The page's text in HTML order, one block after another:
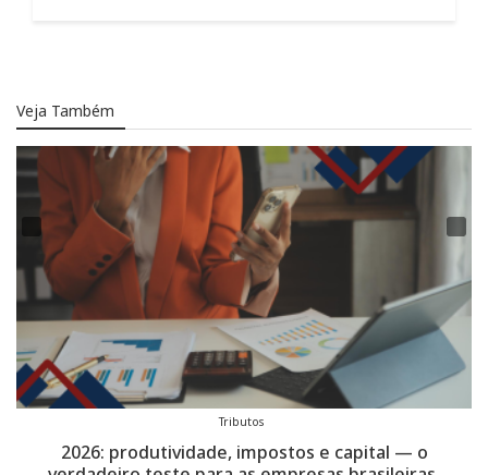
Veja Também
Tributos
2026: produtividade, impostos e capital — o